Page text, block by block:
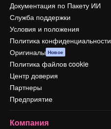
Документация по Пакету ИИ
Служба поддержки
Условия и положения
Политика конфиденциальности
Оригиналы Новое
Политика файлов cookie
Центр доверия
Партнеры
Предприятие
Компания